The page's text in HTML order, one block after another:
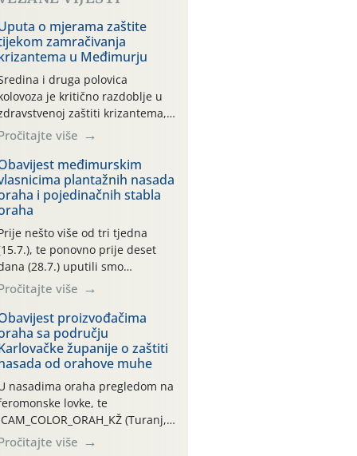
o mjerama zaštite
zamračivanja
u Međimurju
i druga polovica
je kritično razdoblje u
zaštiti krizantema,
prije zamračivanja u proteklom
smo mjesecu tri puta upućivali
o preventivnim
zaštite krizantema od
uzročnika bolesti,
i fito-fagnih grinja (23.7.,
06.7.)! Na početku ovog
je zabilježeno je
i ekstremno vruće
razdoblje, uz
temperature […]
više
međimurskim
plantažnih nasada
i pojedinačnih stabla
nešto više od tri tjedna
te ponovno prije deset
(28.7.) uputili smo
vlasnicima plantažnih
nasada oraha i pojedinačnih
o početku leta i
potrebi usmjerenog
orahove muhe
completa)! Već
dana traje drugi
“toplinski udar”, koji
naročito izražen zadnja šest
(31.7.-05.8.), jer najviše
zraka svakodnevno
više
proizvođačima
sa području
županije o zaštiti
od orahove muhe
nasadima oraha pregledom na
lovke, te
CAM_COLOR_ORAH_KŽ (Turanj,
zabilježena je mala
više